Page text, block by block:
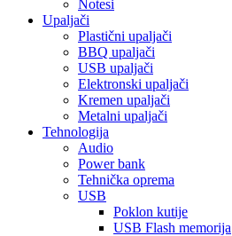
Notesi
Upaljači
Plastični upaljači
BBQ upaljači
USB upaljači
Elektronski upaljači
Kremen upaljači
Metalni upaljači
Tehnologija
Audio
Power bank
Tehnička oprema
USB
Poklon kutije
USB Flash memorija